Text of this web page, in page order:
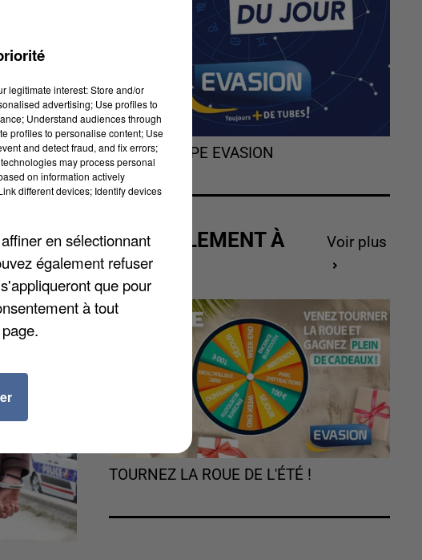
un
L'HOROSCOPE EVASION
ACTUELLEMENT À
GAGNER
Voir plus
TOURNEZ LA ROUE DE L'ÉTÉ !
legitimate interest: Store and/or
advertising; Use profiles to
Understand audiences through
profiles to personalise content; Use
and detect fraud, and fix errors;
may process personal
on information actively
different devices; Identify devices
en sélectionnant
également refuser
que pour
à tout